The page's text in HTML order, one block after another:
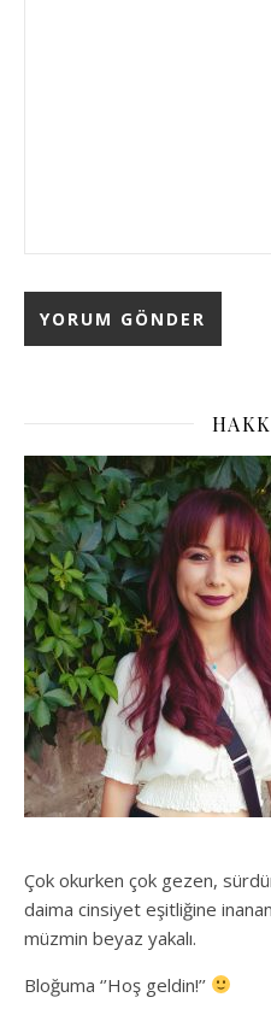
Çok okurken çok gezen,
daima cinsiyet eşitliğine
müzmin beyaz yakalı.
Bloğuma ‘’Hoş geldin!’’